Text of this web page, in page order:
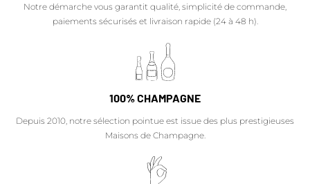
Notre démarche vous garantit qualité, simplicité de commande,
paiements sécurisés et livraison rapide (24 à 48 h).
100% CHAMPAGNE
Depuis 2010, notre sélection pointue est issue des plus prestigieuses
Maisons de Champagne.